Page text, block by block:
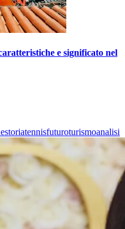
e significato nel
storiatennisfuturoturismoanalisi